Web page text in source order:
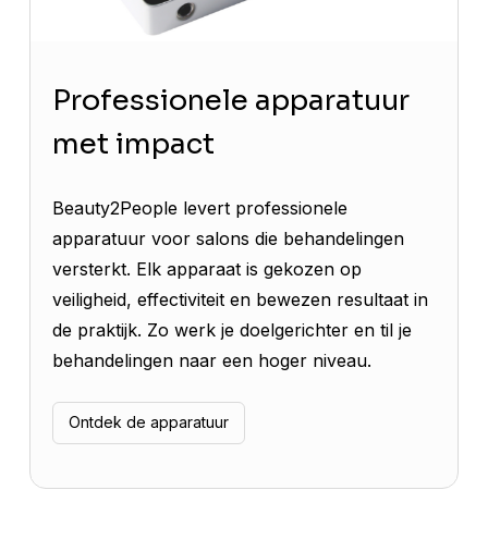
Professionele apparatuur
met impact
Beauty2People levert professionele
apparatuur voor salons die behandelingen
versterkt. Elk apparaat is gekozen op
veiligheid, effectiviteit en bewezen resultaat in
de praktijk. Zo werk je doelgerichter en til je
behandelingen naar een hoger niveau.
Ontdek de apparatuur